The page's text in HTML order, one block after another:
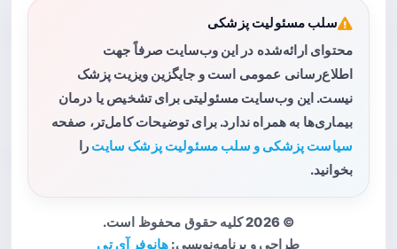
سلب مسئولیت پزشکی
محتوای ارائه‌شده در این وب‌سایت صرفاً جهت
اطلاع‌رسانی عمومی است و جایگزین ویزیت پزشک
نیست. این وب‌سایت مسئولیتی برای تشخیص یا درمان
بیماری‌ها به همراه ندارد. برای توضیحات کامل‌تر، صفحه
سیاست پزشکی و سلب مسئولیت پزشک سایت را
بخوانید.
© 2026 کلیه حقوق محفوظ است.
طراحی و برنامه‌نویسی: هانوفر آی تی